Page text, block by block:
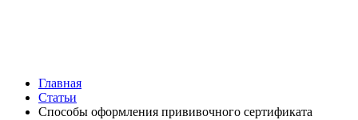
Главная
Статьи
Способы оформления прививочного сертификата